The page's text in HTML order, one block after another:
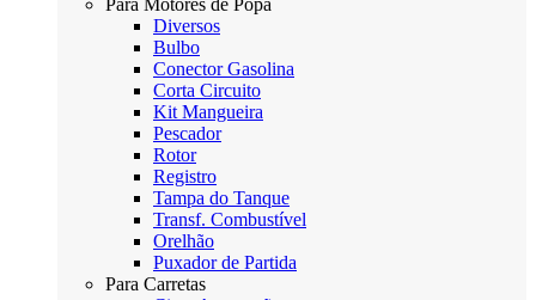
Para Motores de Popa
Diversos
Bulbo
Conector Gasolina
Corta Circuito
Kit Mangueira
Pescador
Rotor
Registro
Tampa do Tanque
Transf. Combustível
Orelhão
Puxador de Partida
Para Carretas